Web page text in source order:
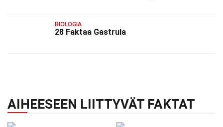
BIOLOGIA
28 Faktaa Gastrula
AIHEESEEN LIITTYVÄT FAKTAT